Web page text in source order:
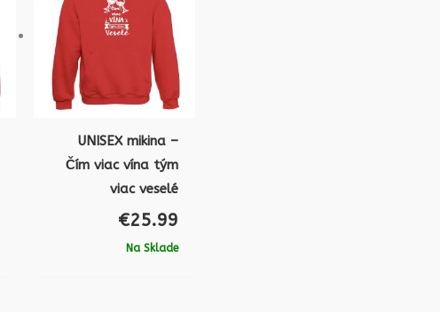
UNISEX mikina –
Čím viac vína tým
viac veselé
€25.99
Na Sklade